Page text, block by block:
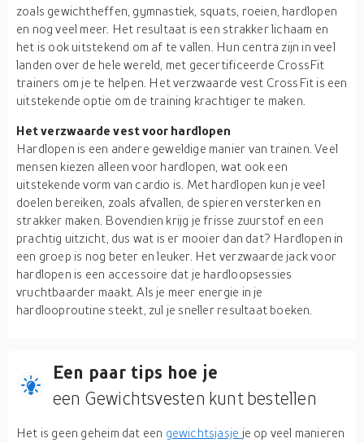
zoals gewichtheffen, gymnastiek, squats, roeien, hardlopen
en nog veel meer. Het resultaat is een strakker lichaam en
het is ook uitstekend om af te vallen. Hun centra zijn in veel
landen over de hele wereld, met gecertificeerde CrossFit
trainers om je te helpen. Het verzwaarde vest CrossFit is een
uitstekende optie om de training krachtiger te maken.
Het verzwaarde vest voor hardlopen
Hardlopen is een andere geweldige manier van trainen. Veel
mensen kiezen alleen voor hardlopen, wat ook een
uitstekende vorm van cardio is. Met hardlopen kun je veel
doelen bereiken, zoals afvallen, de spieren versterken en
strakker maken. Bovendien krijg je frisse zuurstof en een
prachtig uitzicht, dus wat is er mooier dan dat? Hardlopen in
een groep is nog beter en leuker. Het verzwaarde jack voor
hardlopen is een accessoire dat je hardloopsessies
vruchtbaarder maakt. Als je meer energie in je
hardlooproutine steekt, zul je sneller resultaat boeken.
Een paar tips hoe je
een Gewichtsvesten kunt bestellen
Het is geen geheim dat een gewichtsjasje je op veel manieren